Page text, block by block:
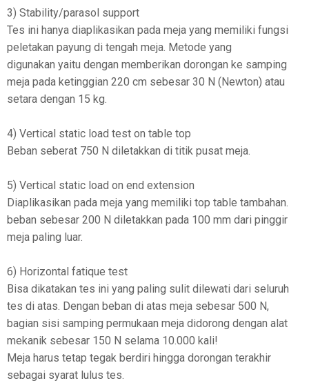
3) Stability/parasol support
Tes ini hanya diaplikasikan pada meja yang memiliki fungsi
peletakan payung di tengah meja. Metode yang
digunakan yaitu dengan memberikan dorongan ke samping
meja pada ketinggian 220 cm sebesar 30 N (Newton) atau
setara dengan 15 kg.
4) Vertical static load test on table top
Beban seberat 750 N diletakkan di titik pusat meja.
5) Vertical static load on end extension
Diaplikasikan pada meja yang memiliki top table tambahan.
beban sebesar 200 N diletakkan pada 100 mm dari pinggir
meja paling luar.
6) Horizontal fatique test
Bisa dikatakan tes ini yang paling sulit dilewati dari seluruh
tes di atas. Dengan beban di atas meja sebesar 500 N,
bagian sisi samping permukaan meja didorong dengan alat
mekanik sebesar 150 N selama 10.000 kali!
Meja harus tetap tegak berdiri hingga dorongan terakhir
sebagai syarat lulus tes.